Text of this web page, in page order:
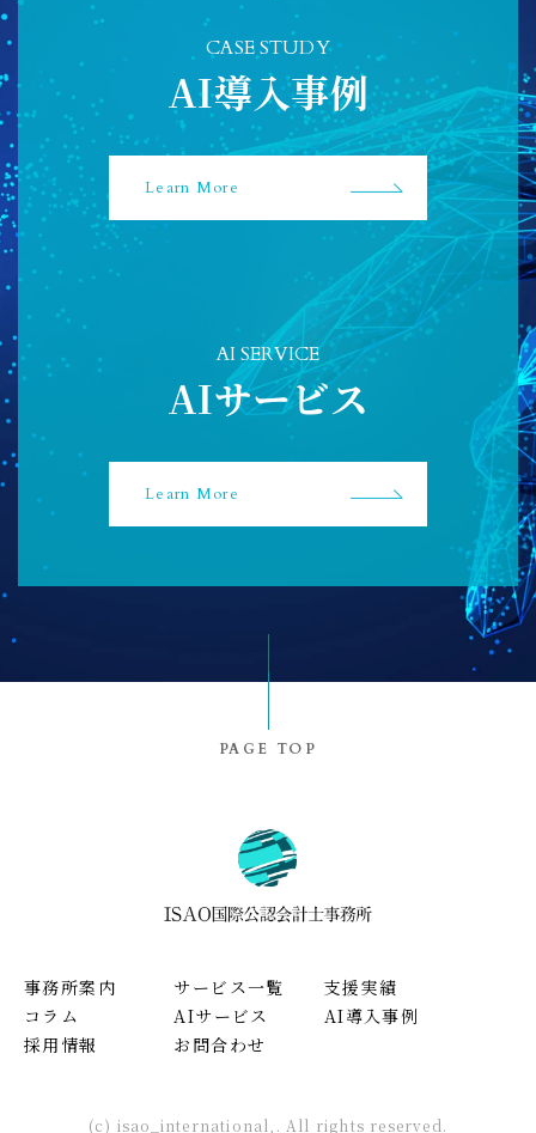
CASE STUDY
AI導入事例
Learn More
AI SERVICE
AIサービス
Learn More
PAGE TOP
事務所案内 サービス一覧
支援実績
コラム
AIサービス
AI導入事例
採用情報
お問合わせ
(c) isao_international,. All rights reserved.